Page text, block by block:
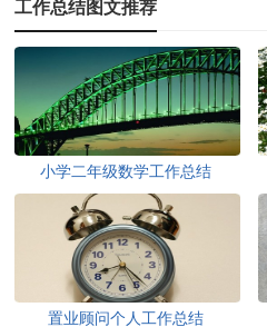
工作总结图文推荐
小学二年级数学工作总结
置业顾问个人工作总结